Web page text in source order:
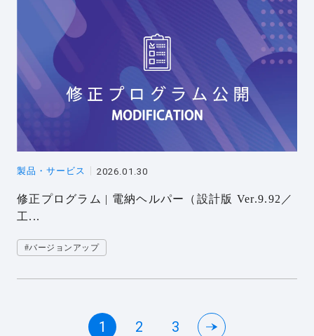
製品・サービス 2026.01.30
修正プログラム | 電納ヘルパー（設計版 Ver.9.92／
工...
#バージョンアップ
1 2 3